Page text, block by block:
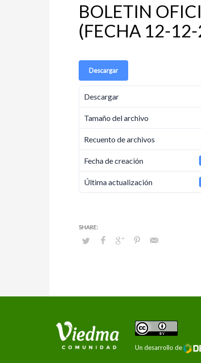
BOLETIN
(FECHA 12-
Descargar
Descargar
Tamaño del archivo
Recuento de archivos
Fecha de creación
Última actualización
Un desarrollo de